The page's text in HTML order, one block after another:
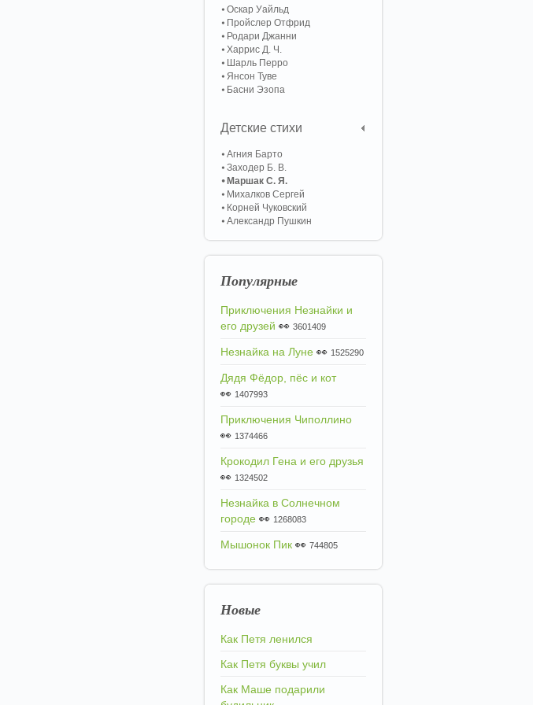
Оскар Уайльд
Пройслер Отфрид
Родари Джанни
Харрис Д. Ч.
Шарль Перро
Янсон Туве
Басни Эзопа
Детские стихи
Агния Барто
Заходер Б. В.
Маршак С. Я.
Михалков Сергей
Корней Чуковский
Александр Пушкин
Популярные
Приключения Незнайки и
его друзей 👀 3601409
Незнайка на Луне 👀 1525290
Дядя Фёдор, пёс и кот
👀 1407993
Приключения Чиполлино
👀 1374466
Крокодил Гена и его друзья
👀 1324502
Незнайка в Солнечном
городе 👀 1268083
Мышонок Пик 👀 744805
Новые
Как Петя ленился
Как Петя буквы учил
Как Маше подарили